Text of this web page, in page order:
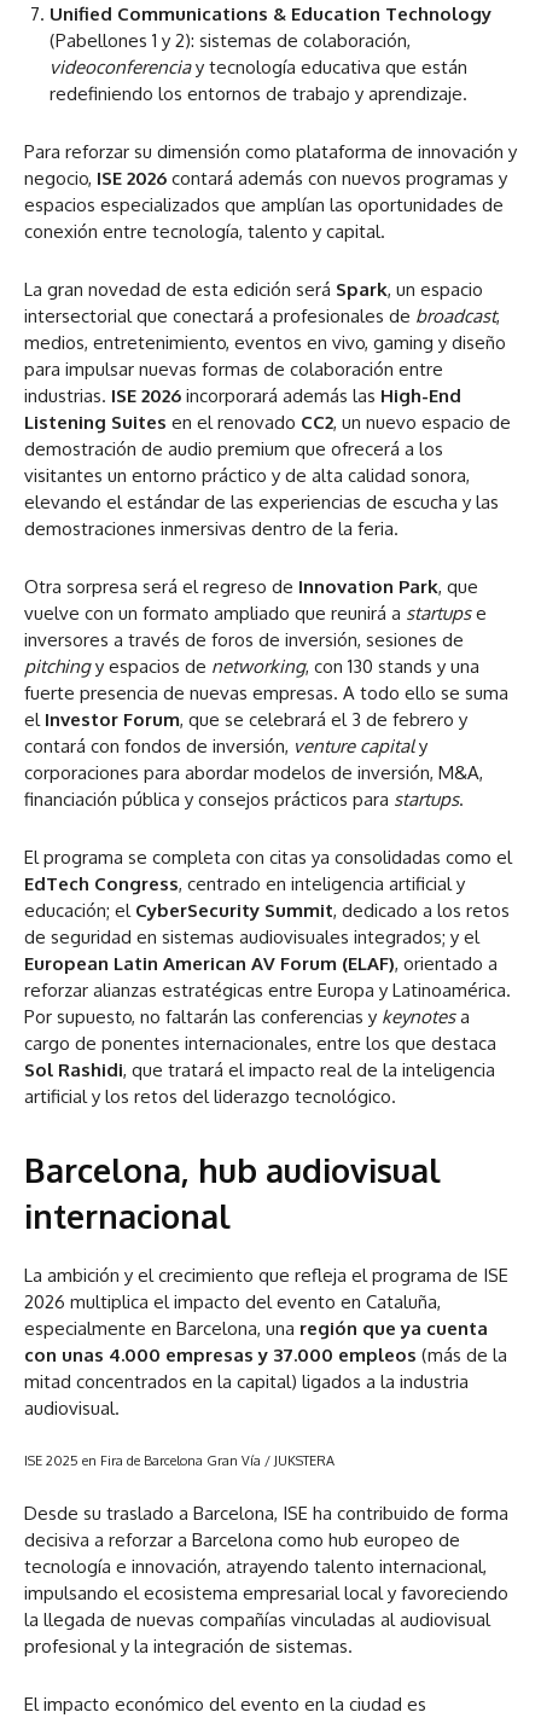
Unified Communications & Education Technology
(Pabellones 1 y 2): sistemas de colaboración,
videoconferenciay tecnología educativa que están
redefiniendo los entornos de trabajo y aprendizaje.
Para reforzar su dimensión como plataforma de innovación y
negocio, ISE 2026 contará además con nuevos programas y
espacios especializados que amplían las oportunidades de
conexión entre tecnología, talento y capital.
La gran novedad de esta edición será Spark, un espacio
intersectorial que conectará a profesionales de broadcast,
medios, entretenimiento, eventos en vivo, gaming y diseño
para impulsar nuevas formas de colaboración entre
industrias. ISE 2026 incorporará además las High-End
Listening Suites en el renovado CC2, un nuevo espacio de
demostración de audio premium que ofrecerá a los
visitantes un entorno práctico y de alta calidad sonora,
elevando el estándar de las experiencias de escucha y las
demostraciones inmersivas dentro de la feria.
Otra sorpresa será el regreso de Innovation Park, que
vuelve con un formato ampliado que reunirá a startupse
inversores a través de foros de inversión, sesiones de
pitchingy espacios de networking, con 130 stands y una
fuerte presencia de nuevas empresas. A todo ello se suma
el Investor Forum, que se celebrará el 3 de febrero y
contará con fondos de inversión, venture capitaly
corporaciones para abordar modelos de inversión, M&A,
financiación pública y consejos prácticos para startups.
El programa se completa con citas ya consolidadas como el
EdTech Congress, centrado en inteligencia artificial y
educación; el CyberSecurity Summit, dedicado a los retos
de seguridad en sistemas audiovisuales integrados; y el
European Latin American AV Forum (ELAF), orientado a
reforzar alianzas estratégicas entre Europa y Latinoamérica.
Por supuesto, no faltarán las conferencias y keynotesa
cargo de ponentes internacionales, entre los que destaca
Sol Rashidi, que tratará el impacto real de la inteligencia
artificial y los retos del liderazgo tecnológico.
Barcelona, hub audiovisual
internacional
La ambición y el crecimiento que refleja el programa de ISE
2026 multiplica el impacto del evento en Cataluña,
especialmente en Barcelona, una región que ya cuenta
con unas 4.000 empresas y 37.000 empleos (más de la
mitad concentrados en la capital) ligados a la industria
audiovisual.
ISE 2025 en Fira de Barcelona Gran Vía / JUKSTERA
Desde su traslado a Barcelona, ISE ha contribuido de forma
decisiva a reforzar a Barcelona como hub europeo de
tecnología e innovación, atrayendo talento internacional,
impulsando el ecosistema empresarial local y favoreciendo
la llegada de nuevas compañías vinculadas al audiovisual
profesional y la integración de sistemas.
El impacto económico del evento en la ciudad es